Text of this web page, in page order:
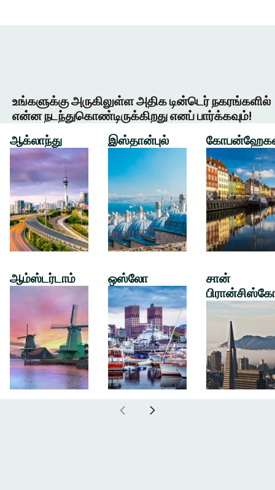
உங்களுக்கு அருகிலுள்ள அதிக டின்டெர் நகரங்களில்
என்ன நடந்துகொண்டிருக்கிறது எனப் பார்க்கவும்!
ஆக்லாந்து
ஆம்ஸ்டர்டாம்
இஸ்தான்புல்
ஒஸ்லோ
சான்